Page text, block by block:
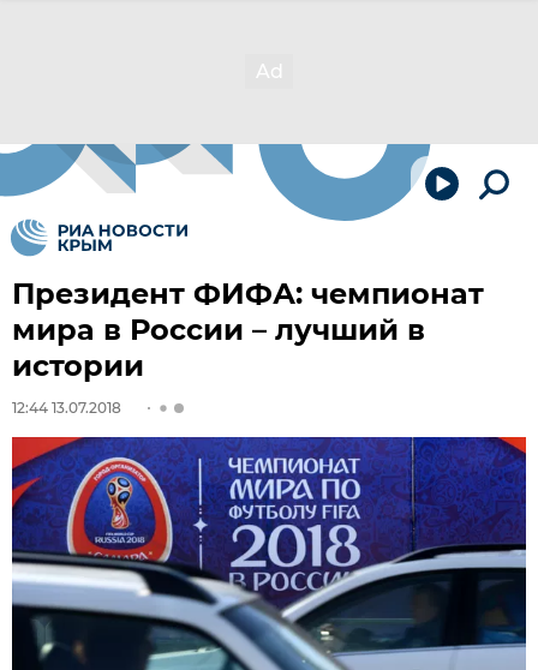
Президент ФИФА: чемпионат
мира в России – лучший в
истории
12:44 13.07.2018